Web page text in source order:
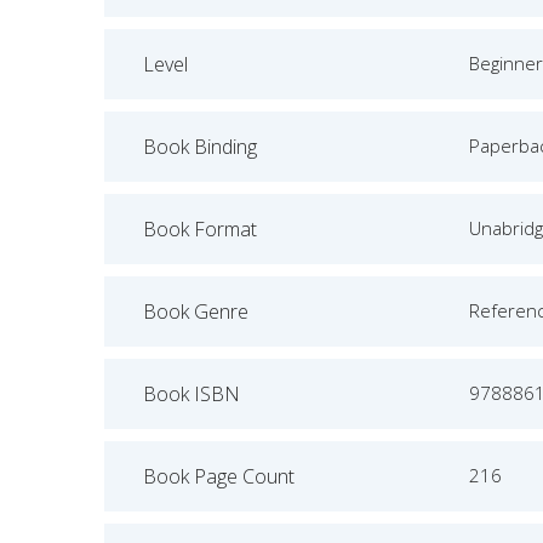
Level Beginner
Book Binding
Book Format
Book Genre
Book ISBN
Book Page Count 216